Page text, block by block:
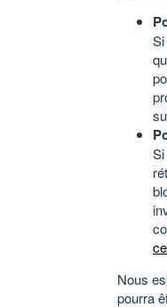
Nous
pourra